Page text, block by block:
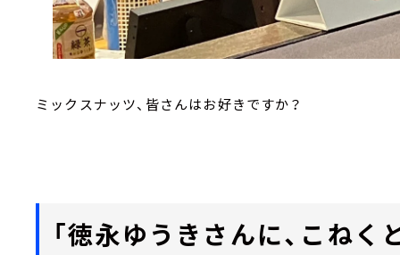
ミックスナッツ、皆さんはお好きですか？
「徳永ゆうきさんに、こねく